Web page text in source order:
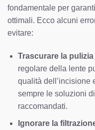
fondamentale per
ottimali. Ecco alcuni
evitare:
Trascurare la
regolare della lente
qualità dell’incisione
sempre le soluzioni
raccomandati.
Ignorare la